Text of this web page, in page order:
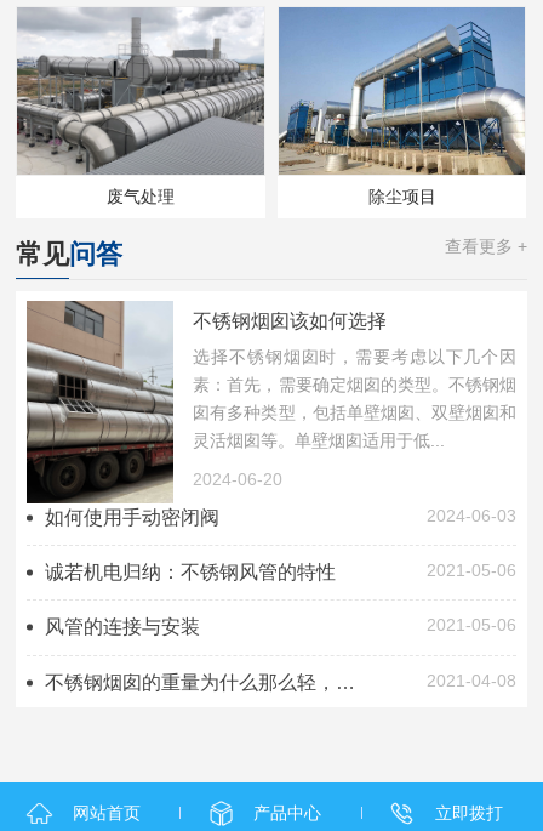
废气处理 除尘项目
常见问答 查看更多 +
不锈钢烟囱该如何选择
选择不锈钢烟囱时，需要考虑以下几个因
素：首先，需要确定烟囱的类型。不锈钢烟
囱有多种类型，包括单壁烟囱、双壁烟囱和
灵活烟囱等。单壁烟囱适用于低...
2024-06-20
如何使用手动密闭阀 2024-06-03
诚若机电归纳：不锈钢风管的特性 2021-05-06
风管的连接与安装 2021-05-06
不锈钢烟囱的重量为什么那么轻，功能还那么好? 2021-04-08
网站首页 产品中心 立即拨打